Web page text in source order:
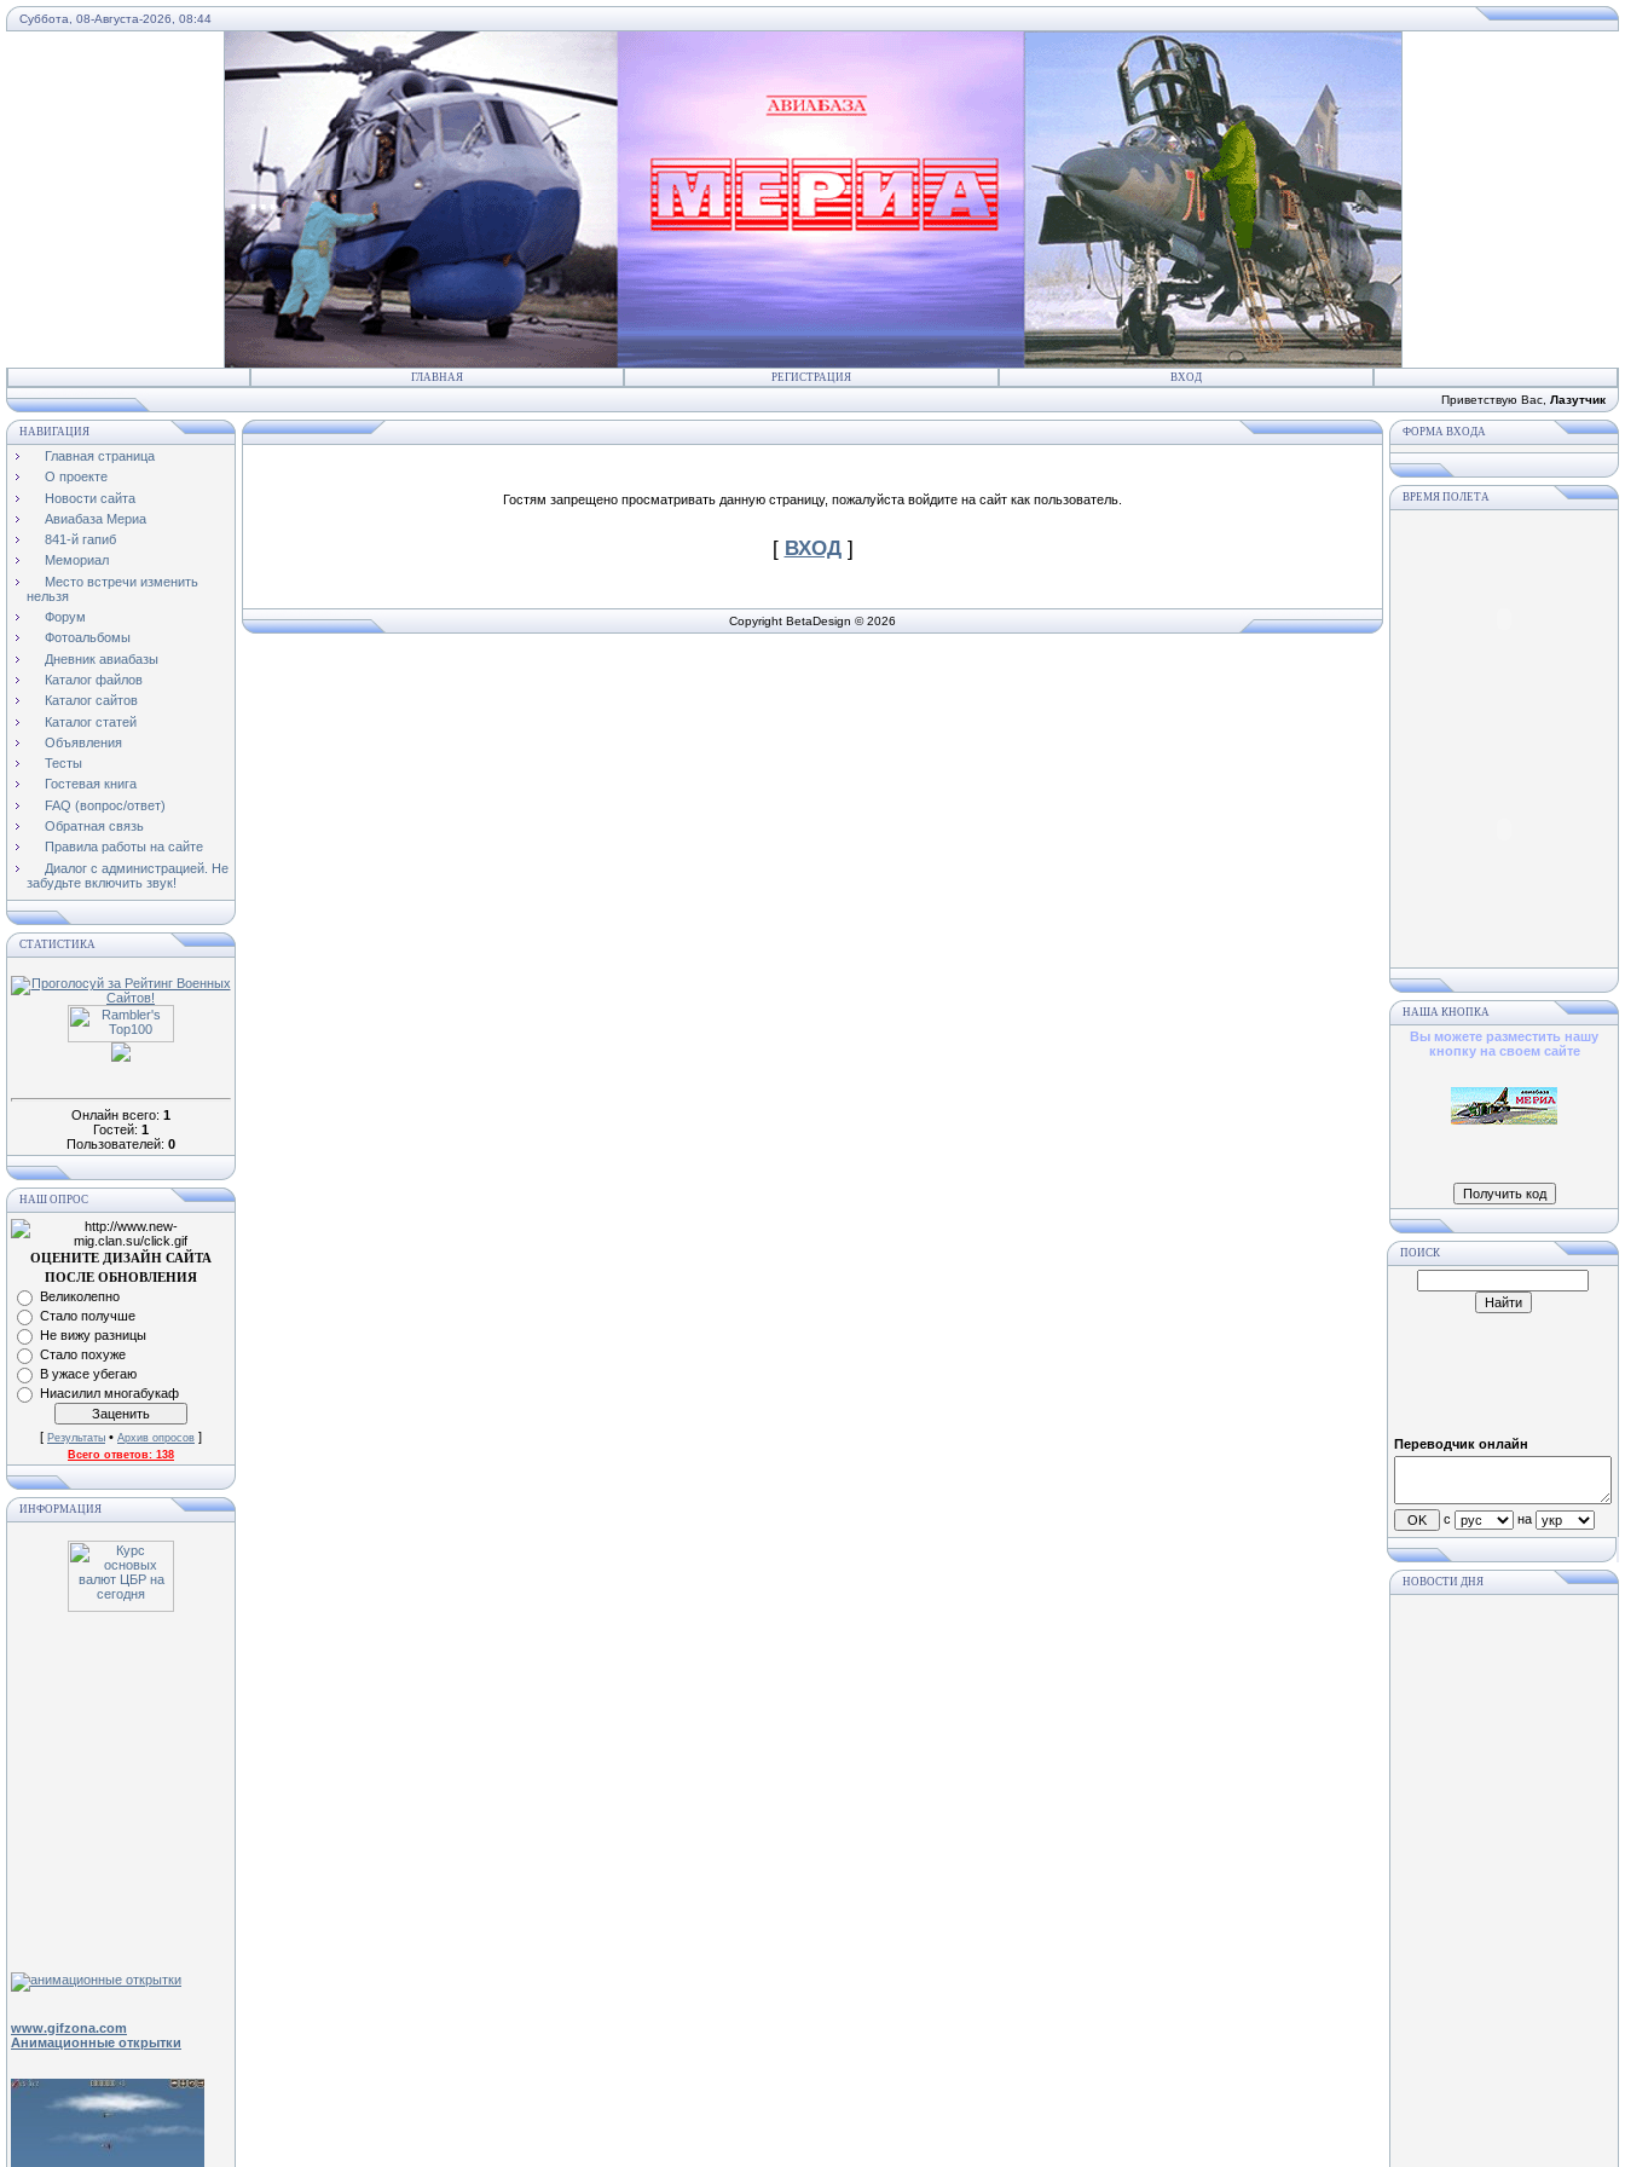
Суббота, 08-Августа-2026, 08:44
...
ГЛАВНАЯ РЕГИСТРАЦИЯ ВХОД
Приветствую Вас Лазутчик
НАВИГАЦИЯ
Главная страница
О проекте
Новости сайта
Авиабаза Мериа
841-й гапиб
Мемориал
Место встречи изменить
нельзя
Форум
Фотоальбомы
Дневник авиабазы
Каталог файлов
Каталог сайтов
Каталог статей
Объявления
Тесты
Гостевая книга
FAQ (вопрос/ответ)
Обратная связь
Правила работы на сайте
Диалог с администрацией. Не
забудьте включить звук!
СТАТИСТИКА
Онлайн всего: 1
Гостей: 1
Пользователей: 0
НАШ ОПРОС
ОЦЕНИТЕ ДИЗАЙН САЙТА
ПОСЛЕ ОБНОВЛЕНИЯ
Великолепно
Стало получше
Не вижу разницы
Стало похуже
В ужасе убегаю
Ниасилил многабукаф
[ Результаты • Архив опросов ]
Всего ответов: 138
ИНФОРМАЦИЯ
www.gifzona.com
Анимационные открытки
Гостям запрещено просматривать данную страницу, пожалуйста войдите на сайт как пользователь.
[ ВХОД]
Copyright BetaDesign © 2026
ФОРМА ВХОДА
ВРЕМЯ ПОЛЕТА
НАША КНОПКА
Вы можете разместить нашу
кнопку на своем сайте
ПОИСК
Переводчик онлайн
с на
НОВОСТИ ДНЯ